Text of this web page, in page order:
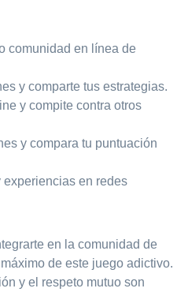
comunidad en línea de
y comparte tus estrategias.
y compite contra otros
y compara tu puntuación
experiencias en redes
en la comunidad de
de este juego adictivo.
y el respeto mutuo son